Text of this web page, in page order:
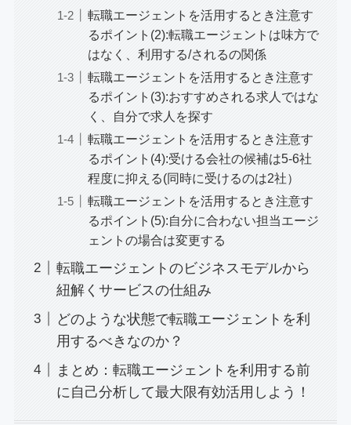
転職エージェントを活用するとき注意す
るポイント(2):転職エージェントは味方で
はなく、利用する/されるの関係
転職エージェントを活用するとき注意す
るポイント(3):おすすめされる求人ではな
く、自分で求人を探す
転職エージェントを活用するとき注意す
るポイント(4):受ける会社の候補は5-6社
程度に抑える(同時に受けるのは2社）
転職エージェントを活用するとき注意す
るポイント(5):自分に合わない担当エージ
ェントの場合は変更する
転職エージェントのビジネスモデルから
紐解くサービスの仕組み
どのような状態で転職エージェントを利
用するべきなのか？
まとめ：転職エージェントを利用する前
に自己分析して最大限有効活用しよう！